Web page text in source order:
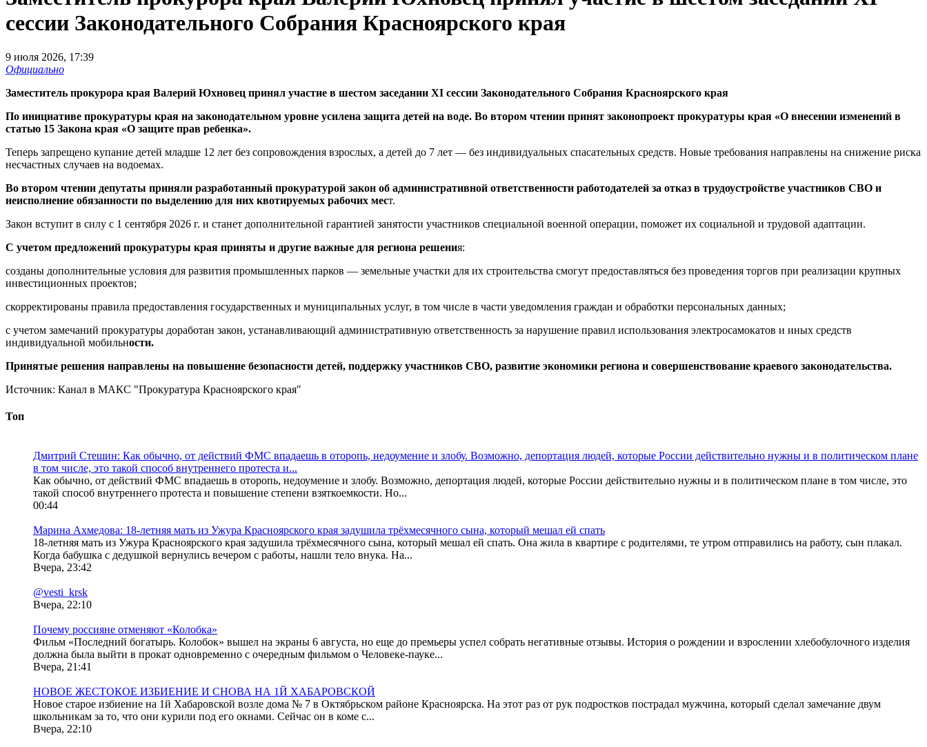
сессии Законодательного Собрания Красноярского края
9 июля 2026, 17:39
Официально
Заместитель прокурора края Валерий Юхновец принял участие в шестом заседании XI сессии Законодательного Собрания Красноярского края
По инициативе прокуратуры края на законодательном уровне усилена защита детей на воде. Во втором чтении принят законопроект прокуратуры края «О внесении изменений в
статью 15 Закона края «О защите прав ребенка».
Теперь запрещено купание детей младше 12 лет без сопровождения взрослых, а детей до 7 лет — без индивидуальных спасательных средств. Новые требования направлены на снижение риска
несчастных случаев на водоемах.
Во втором чтении депутаты приняли разработанный прокуратурой закон об административной ответственности работодателей за отказ в трудоустройстве участников СВО и
неисполнение обязанности по выделению для них квотируемых рабочих мест.
Закон вступит в силу с 1 сентября 2026 г. и станет дополнительной гарантией занятости участников специальной военной операции, поможет их социальной и трудовой адаптации.
С учетом предложений прокуратуры края приняты и другие важные для региона решения:
созданы дополнительные условия для развития промышленных парков — земельные участки для их строительства смогут предоставляться без проведения торгов при реализации крупных
инвестиционных проектов;
скорректированы правила предоставления государственных и муниципальных услуг, в том числе в части уведомления граждан и обработки персональных данных;
с учетом замечаний прокуратуры доработан закон, устанавливающий административную ответственность за нарушение правил использования электросамокатов и иных средств
индивидуальной мобильности.
Принятые решения направлены на повышение безопасности детей, поддержку участников СВО, развитие экономики региона и совершенствование краевого законодательства.
Источник: Канал в МАКС "Прокуратура Красноярского края"
Топ
Дмитрий Стешин: Как обычно, от действий ФМС впадаешь в оторопь, недоумение и злобу. Возможно, депортация людей, которые России действительно нужны и в политическом плане
в том числе, это такой способ внутреннего протеста и...
Как обычно, от действий ФМС впадаешь в оторопь, недоумение и злобу. Возможно, депортация людей, которые России действительно нужны и в политическом плане в том числе, это
такой способ внутреннего протеста и повышение степени взяткоемкости. Но...
00:44
Марина Ахмедова: 18-летняя мать из Ужура Красноярского края задушила трёхмесячного сына, который мешал ей спать
18-летняя мать из Ужура Красноярского края задушила трёхмесячного сына, который мешал ей спать. Она жила в квартире с родителями, те утром отправились на работу, сын плакал.
Когда бабушка с дедушкой вернулись вечером с работы, нашли тело внука. На...
Вчера, 23:42
@vesti_krsk
Вчера, 22:10
Почему россияне отменяют «Колобка»
Фильм «Последний богатырь. Колобок» вышел на экраны 6 августа, но еще до премьеры успел собрать негативные отзывы. История о рождении и взрослении хлебобулочного изделия
должна была выйти в прокат одновременно с очередным фильмом о Человеке-пауке...
Вчера, 21:41
НОВОЕ ЖЕСТОКОЕ ИЗБИЕНИЕ И СНОВА НА 1Й ХАБАРОВСКОЙ
Новое старое избиение на 1й Хабаровской возле дома № 7 в Октябрьском районе Красноярска. На этот раз от рук подростков пострадал мужчина, который сделал замечание двум
школьникам за то, что они курили под его окнами. Сейчас он в коме с...
Вчера, 22:10